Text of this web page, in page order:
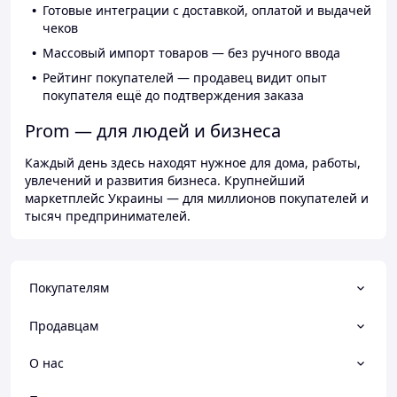
Готовые интеграции с доставкой, оплатой и выдачей
чеков
Массовый импорт товаров — без ручного ввода
Рейтинг покупателей — продавец видит опыт
покупателя ещё до подтверждения заказа
Prom — для людей и бизнеса
Каждый день здесь находят нужное для дома, работы,
увлечений и развития бизнеса. Крупнейший
маркетплейс Украины — для миллионов покупателей и
тысяч предпринимателей.
Покупателям
Продавцам
О нас